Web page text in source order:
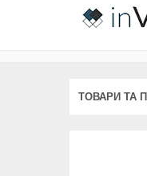
ТОВАРИ ТА